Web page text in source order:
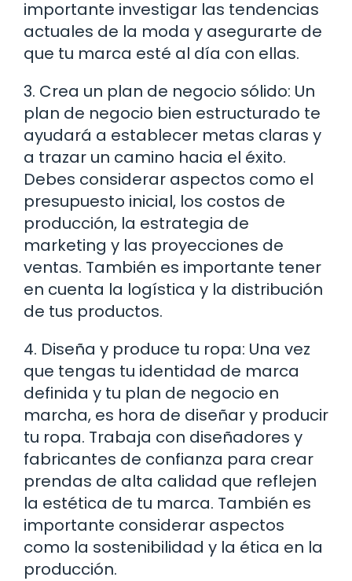
importante investigar las tendencias
actuales de la moda y asegurarte de
que tu marca esté al día con ellas.
3. Crea un plan de negocio sólido: Un
plan de negocio bien estructurado te
ayudará a establecer metas claras y
a trazar un camino hacia el éxito.
Debes considerar aspectos como el
presupuesto inicial, los costos de
producción, la estrategia de
marketing y las proyecciones de
ventas. También es importante tener
en cuenta la logística y la distribución
de tus productos.
4. Diseña y produce tu ropa: Una vez
que tengas tu identidad de marca
definida y tu plan de negocio en
marcha, es hora de diseñar y producir
tu ropa. Trabaja con diseñadores y
fabricantes de confianza para crear
prendas de alta calidad que reflejen
la estética de tu marca. También es
importante considerar aspectos
como la sostenibilidad y la ética en la
producción.